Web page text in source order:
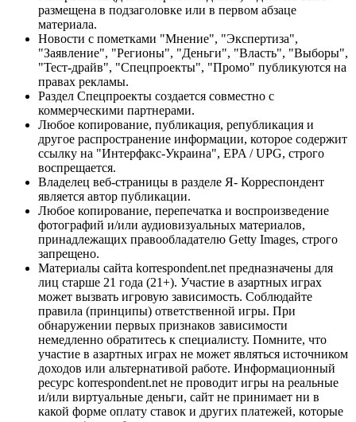
размещена в подзаголовке или в первом абзаце
материала.
Новости с пометками "Мнение", "Экспертиза",
"Заявление", "Регионы", "Деньги", "Власть", "Выборы",
"Тест-драйв", "Спецпроекты", "Промо" публикуются на
правах рекламы.
Раздел Спецпроекты создается совместно с
коммерческими партнерами.
Любое копирование, публикация, републикация и
другое распространение информации, которое содержит
ссылку на "Интерфакс-Украина", EPA / UPG, строго
воспрещается.
Владелец веб-страницы в разделе Я- Корреспондент
является автор публикации.
Любое копирование, перепечатка и воспроизведение
фотографий и/или аудиовизуальных материалов,
принадлежащих правообладателю Getty Images, строго
запрещено.
Материалы сайта korrespondent.net предназначены для
лиц старше 21 года (21+). Участие в азартных играх
может вызвать игровую зависимость. Соблюдайте
правила (принципы) ответственной игры. При
обнаружении первых признаков зависимости
немедленно обратитесь к специалисту. Помните, что
участие в азартных играх не может являться источником
доходов или альтернативой работе. Информационный
ресурс korrespondent.net не проводит игры на реальные
и/или виртуальные деньги, сайт не принимает ни в
какой форме оплату ставок и других платежей, которые